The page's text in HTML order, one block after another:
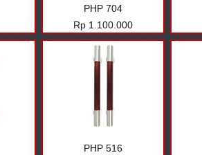
PHP 704
Harga
Rp 1.100.000
PHP 516